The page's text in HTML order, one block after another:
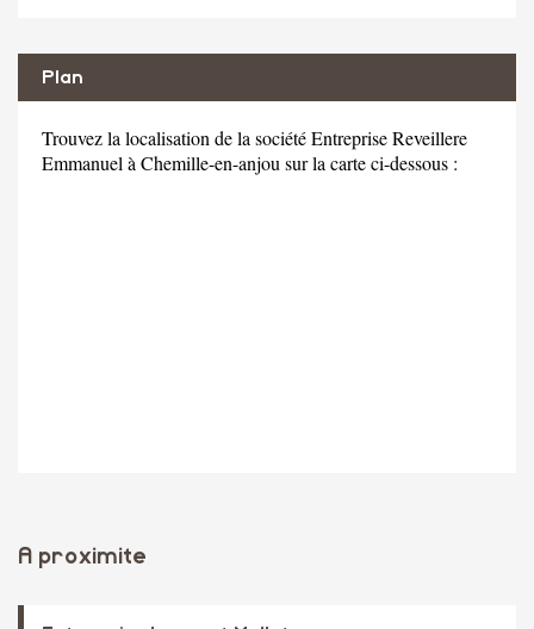
Plan
Trouvez la localisation de la société Entreprise Reveillere
Emmanuel à Chemille-en-anjou sur la carte ci-dessous :
A proximite